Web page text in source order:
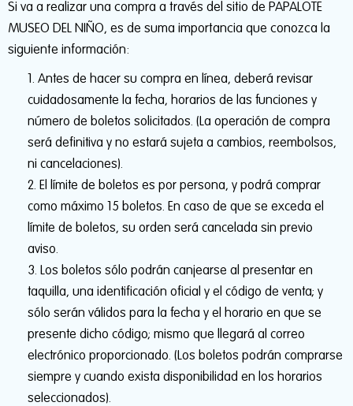
Si va a realizar una compra a través del sitio de PAPALOTE
MUSEO DEL NIÑO, es de suma importancia que conozca la
siguiente información:
Antes de hacer su compra en línea, deberá revisar
cuidadosamente la fecha, horarios de las funciones y
número de boletos solicitados. (La operación de compra
será definitiva y no estará sujeta a cambios, reembolsos,
ni cancelaciones).
El límite de boletos es por persona, y podrá comprar
como máximo 15 boletos. En caso de que se exceda el
límite de boletos, su orden será cancelada sin previo
aviso.
Los boletos sólo podrán canjearse al presentar en
taquilla, una identificación oficial y el código de venta; y
sólo serán válidos para la fecha y el horario en que se
presente dicho código; mismo que llegará al correo
electrónico proporcionado. (Los boletos podrán comprarse
siempre y cuando exista disponibilidad en los horarios
seleccionados).